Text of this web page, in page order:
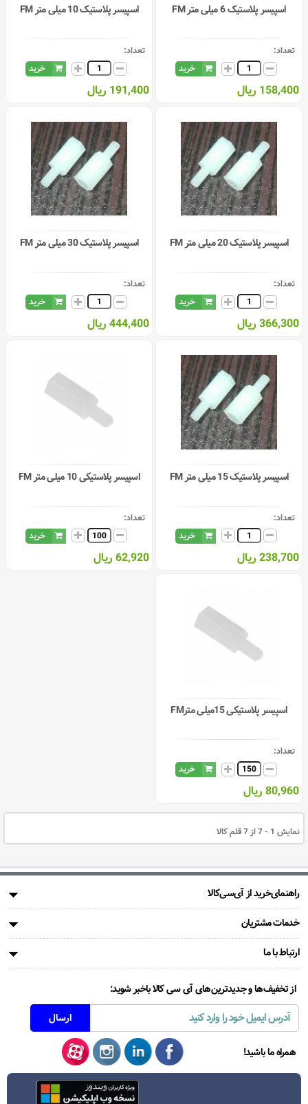
اسپیسر پلاستیک 6 میلی متر FM
تعداد:
خرید
158,400 ریال
اسپیسر پلاستیک 10 میلی متر FM
تعداد:
خرید
191,400 ریال
اسپیسر پلاستیک 20 میلی متر FM
تعداد:
خرید
366,300 ریال
اسپیسر پلاستیک 30 میلی متر FM
تعداد:
خرید
444,400 ریال
اسپیسر پلاستیک 15 میلی متر FM
تعداد:
خرید
238,700 ریال
اسپیسر پلاستیکی 10 میلی متر FM
تعداد:
خرید
62,920 ریال
اسپیسر پلاستیکی 15میلی مترFM
تعداد:
خرید
80,960 ریال
نمایش 1 - 7 از 7 قلم کالا
راهنمای‌خرید از آی‌سی‌کالا
خدمات مشتریان
ارتباط با ما
از تخفیف‌ها و جدیدترین‌های آی سی کالا باخبر شوید:
همراه ما باشید!